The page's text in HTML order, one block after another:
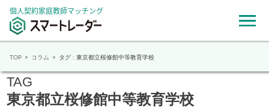
個人契約家庭教師マッチング
TOP コラム タグ : 東京都立桜修館中等教育学校
TAG
東京都立桜修館中等教育学校